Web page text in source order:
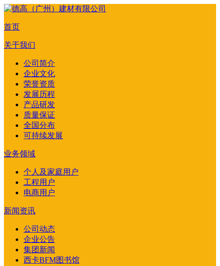
首页
关于我们
公司简介
企业文化
荣誉资质
发展历程
产品研发
质量保证
全国分布
可持续发展
业务领域
个人及家庭用户
工程用户
电商用户
新闻资讯
公司动态
企业公告
集团新闻
西卡BFM图书馆